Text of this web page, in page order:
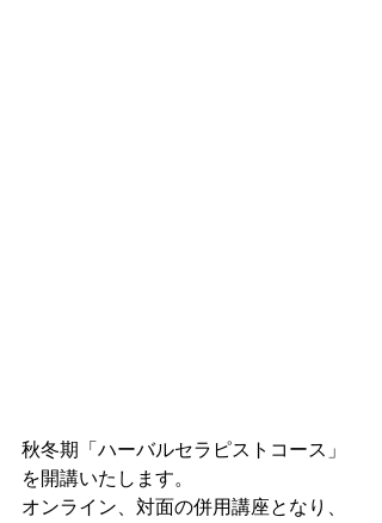
秋冬期「ハーバルセラピストコース」
を開講いたします。
オンライン、対面の併用講座となり、